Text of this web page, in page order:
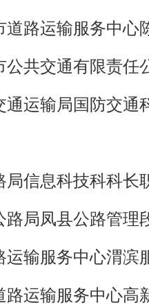
道路运输服务中心
共交通有限责任
运输局国防交通
信息科技科科长
局凤县公路管理
输服务中心渭滨
运输服务中心高